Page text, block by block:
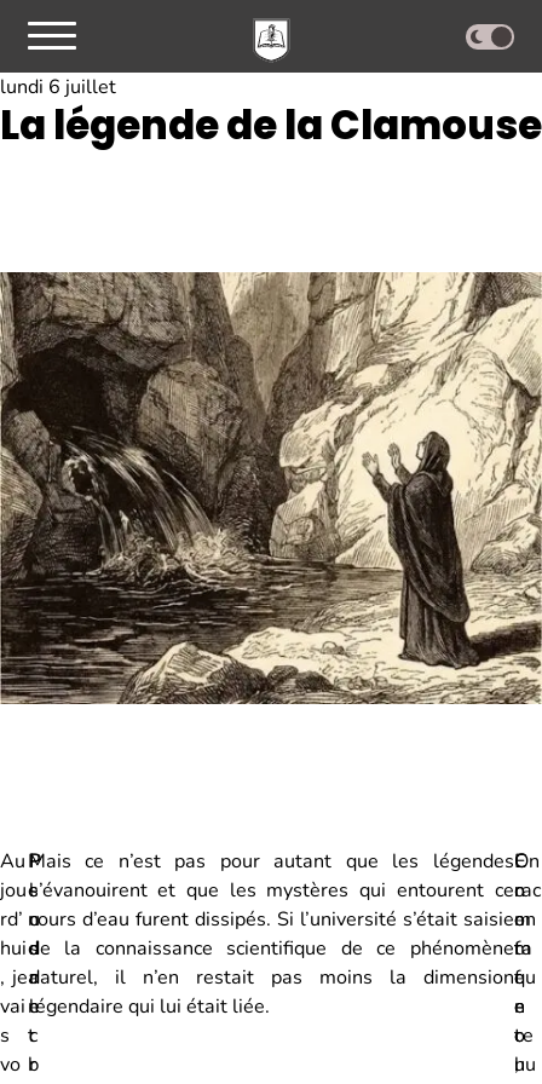
La légende de la Clamouse
lundi 6 juillet
Au
jou
rd’
hui
, je
vai
s
vo
P
e
n
d
a
n
t
b
P
l
u
s
d
e
c
r
Mais ce n’est pas pour autant que les légendes
s’évanouirent et que les mystères qui entourent ce
cours d’eau furent dissipés. Si l’université s’était saisie
de la connaissance scientifique de ce phénomène
naturel, il n’en restait pas moins la dimension
légendaire qui lui était liée.
E
n
e
f
f
e
t
,
C
o
m
m
e
n
o
u
On
rac
on
ta
qu
e
ce
hu